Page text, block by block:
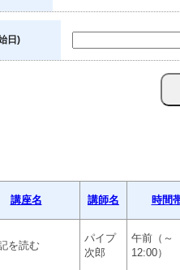
日)
講座名 講師名 時間
を読む
パイプ
次郎
午前（～
12:00）